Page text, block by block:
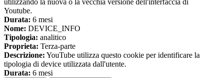
utilizzando la nuova o la vecchia versione dell'interfaccia di
Youtube.
Durata: 6 mesi
Nome: DEVICE_INFO
Tipologia: analitico
Proprieta: Terza-parte
Descrizione: YouTube utilizza questo cookie per identificare la
tipologia di device utilizzata dall'utente.
Durata: 6 mesi